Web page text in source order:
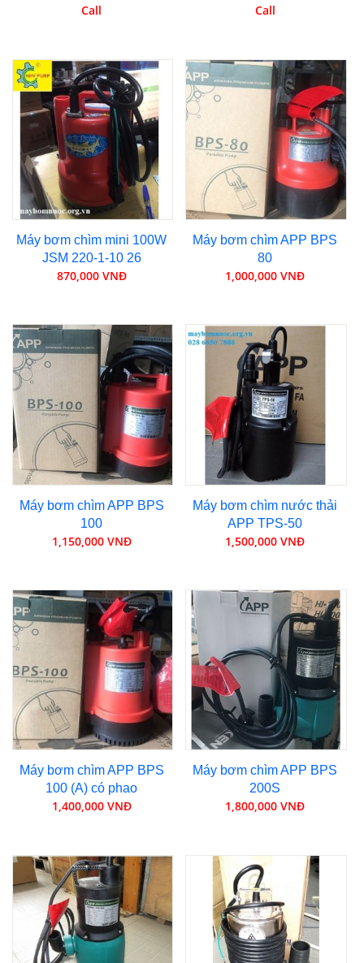
Call Call
Máy bơm chìm mini 100W
JSM 220-1-10 26
870,000 VNĐ
Máy bơm chìm APP BPS
80
1,000,000 VNĐ
Máy bơm chìm APP BPS
100
1,150,000 VNĐ
Máy bơm chìm nước thải
APP TPS-50
1,500,000 VNĐ
Máy bơm chìm APP BPS
100 (A) có phao
1,400,000 VNĐ
Máy bơm chìm APP BPS
200S
1,800,000 VNĐ